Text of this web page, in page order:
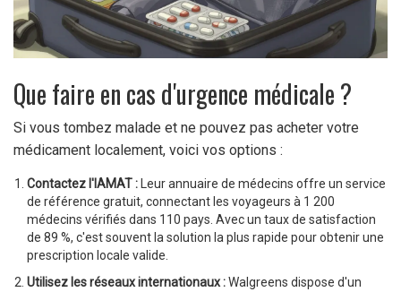
Que faire en cas d'urgence médicale ?
Si vous tombez malade et ne pouvez pas acheter votre
médicament localement, voici vos options :
Contactez l'IAMAT : Leur annuaire de médecins offre un service
de référence gratuit, connectant les voyageurs à 1 200
médecins vérifiés dans 110 pays. Avec un taux de satisfaction
de 89 %, c'est souvent la solution la plus rapide pour obtenir une
prescription locale valide.
Utilisez les réseaux internationaux :Walgreens dispose d'un